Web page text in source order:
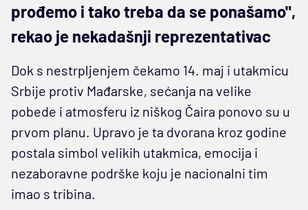
prođemo i tako treba da se ponašamo",
rekao je nekadašnji reprezentativac
Dok s nestrpljenjem čekamo 14. maj i utakmicu
Srbije protiv Mađarske, sećanja na velike
pobede i atmosferu iz niškog Čaira ponovo su u
prvom planu. Upravo je ta dvorana kroz godine
postala simbol velikih utakmica, emocija i
nezaboravne podrške koju je nacionalni tim
imao s tribina.